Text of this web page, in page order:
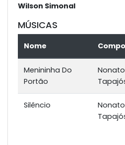
Wilson Simonal
MÚSICAS
Nome
Menininha Do
Portão
Silêncio